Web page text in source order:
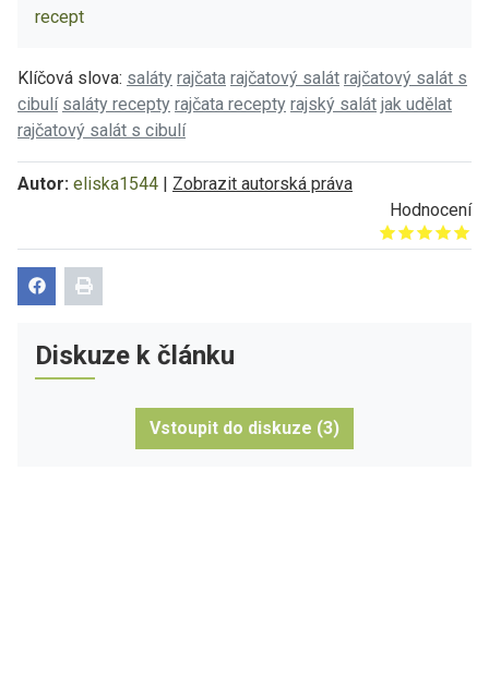
recept
Klíčová slova: saláty rajčata rajčatový salát rajčatový salát s
cibulí saláty recepty rajčata recepty rajský salát jak udělat
rajčatový salát s cibulí
Autor: eliska1544 | Zobrazit autorská práva
Hodnocení
Give it 1/5
Give it 2/5
Give it 3/5
Give it 4/5
Give it 5/5
Diskuze k článku
Vstoupit do diskuze (3)